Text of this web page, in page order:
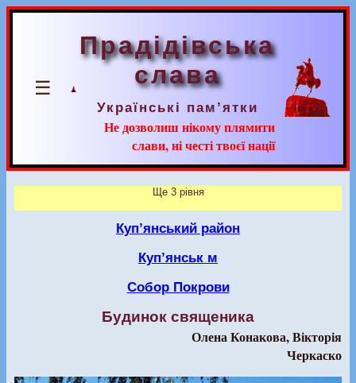
☰
Прадідівська
слава
Українські пам’ятки
Не дозволиш нікому плямити
слави, ні честі твоєї нації
Ще 3 рівня
Куп’янський район
Куп’янськ м
Собор Покрови
Будинок священика
Олена Конакова, Вікторія
Черкаско